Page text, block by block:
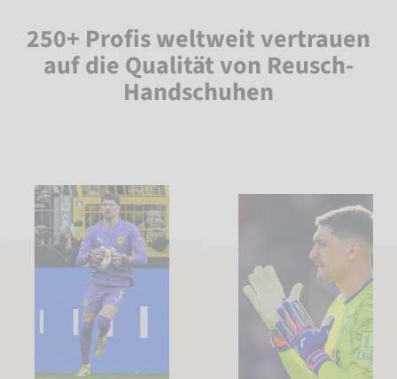
250+ Profis weltweit vertrauen
auf die Qualität von Reusch-
Handschuhen